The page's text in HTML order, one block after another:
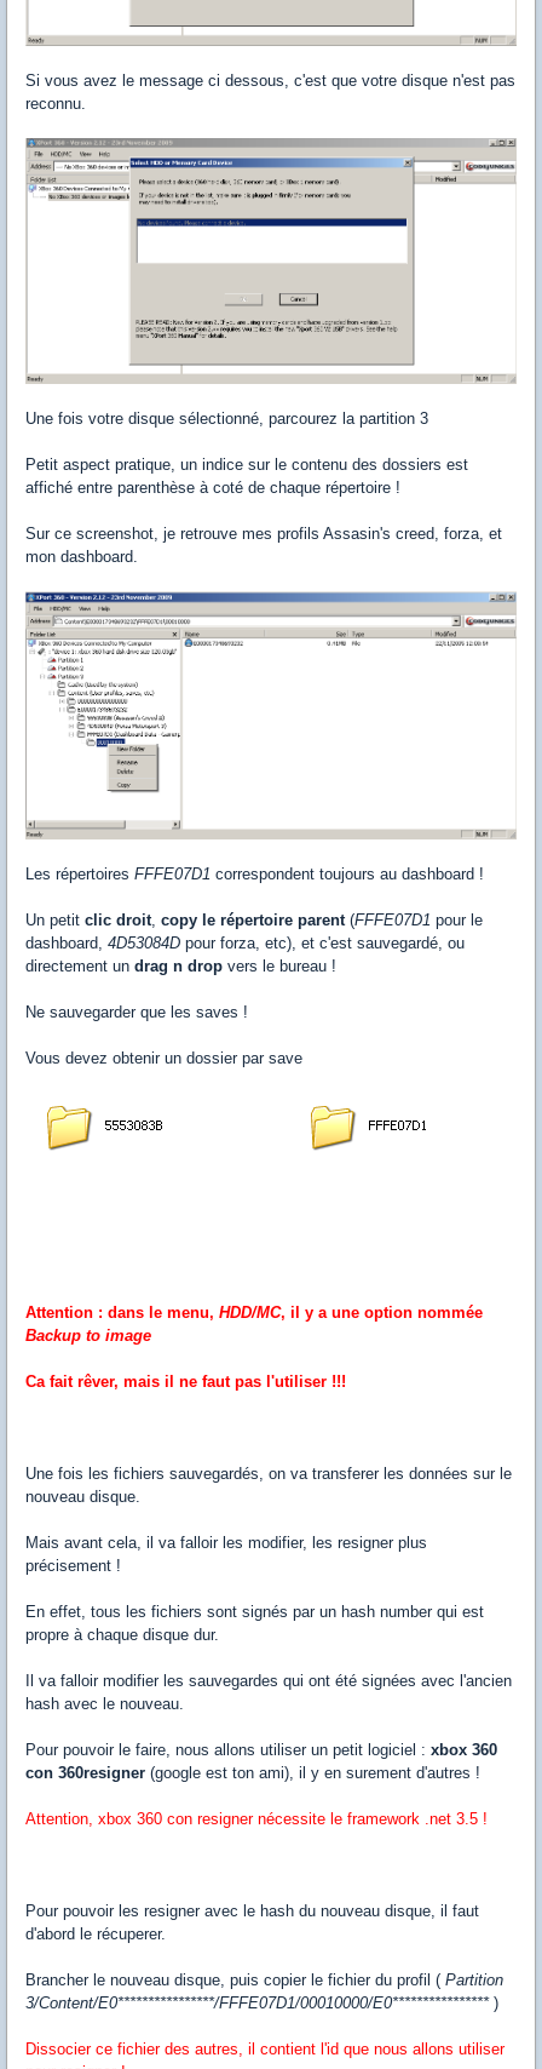
Si vous avez le message ci dessous, c'est que votre disque n'est pas
reconnu.
Une fois votre disque sélectionné, parcourez la partition 3
Petit aspect pratique, un indice sur le contenu des dossiers est
affiché entre parenthèse à coté de chaque répertoire !
Sur ce screenshot, je retrouve mes profils Assasin's creed, forza, et
mon dashboard.
Les répertoires FFFE07D1 correspondent toujours au dashboard !
Un petit clic droit copy le répertoire parent (FFFE07D1 pour le
dashboard, 4D53084D pour forza, etc), et c'est sauvegardé, ou
directement un drag n drop vers le bureau !
Ne sauvegarder que les saves !
Vous devez obtenir un dossier par save
Attention : dans le menu, HDD/MC, il y a une option nommée
Backup to image
Ca fait rêver, mais il ne faut pas l'utiliser !!!
Une fois les fichiers sauvegardés, on va transferer les données sur le
nouveau disque.
Mais avant cela, il va falloir les modifier, les resigner plus
précisement !
En effet, tous les fichiers sont signés par un hash number qui est
propre à chaque disque dur.
Il va falloir modifier les sauvegardes qui ont été signées avec l'ancien
hash avec le nouveau.
Pour pouvoir le faire, nous allons utiliser un petit logiciel : xbox 360
con 360resigner (google est ton ami), il y en surement d'autres !
Attention, xbox 360 con resigner nécessite le framework .net 3.5 !
Pour pouvoir les resigner avec le hash du nouveau disque, il faut
d'abord le récuperer.
Brancher le nouveau disque, puis copier le fichier du profil ( Partition
3/Content/E0****************/FFFE07D1/00010000/E0**************** )
Dissocier ce fichier des autres, il contient l'id que nous allons utiliser